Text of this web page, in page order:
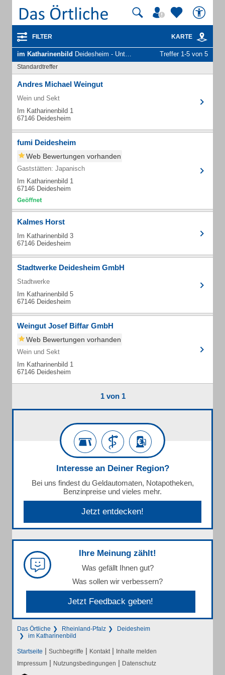
FILTER KARTE
im Katharinenbild Deidesheim - Unternehmen und Personen Treffer 1-5 von 5
Standardtreffer
Andres Michael Weingut
Wein und Sekt
Im Katharinenbild 1
67146 Deidesheim
fumi Deidesheim
Web Bewertungen vorhanden
Gaststätten: Japanisch
Im Katharinenbild 1
67146 Deidesheim
Kalmes Horst
Im Katharinenbild 3
67146 Deidesheim
Stadtwerke Deidesheim GmbH
Stadtwerke
Im Katharinenbild 5
67146 Deidesheim
Weingut Josef Biffar GmbH
Web Bewertungen vorhanden
Wein und Sekt
Im Katharinenbild 1
67146 Deidesheim
1 von 1
Interesse an Deiner Region?
Bei uns findest du Geldautomaten, Notapotheken,
Benzinpreise und vieles mehr.
Jetzt entdecken!
Ihre Meinung zählt!
Was gefällt Ihnen gut?
Was sollen wir verbessern?
Jetzt Feedback geben!
Das Örtliche Rheinland-Pfalz
Deidesheim
im Katharinenbild
Startseite | Suchbegriffe | Kontakt | Inhalte melden
Impressum | Nutzungsbedingungen | Datenschutz